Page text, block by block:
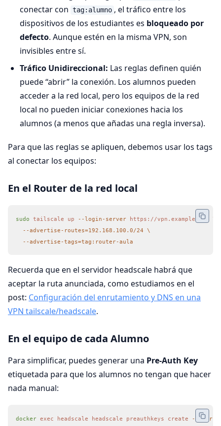
conectar con tag:alumno , el tráfico entre los
dispositivos de los estudiantes es bloqueado por
defecto. Aunque estén en la misma VPN, son
invisibles entre sí.
Tráfico Unidireccional: Las reglas definen quién
puede “abrir” la conexión. Los alumnos pueden
acceder a la red local, pero los equipos de la red
local no pueden iniciar conexiones hacia los
alumnos (a menos que añadas una regla inversa).
Para que las reglas se apliquen, debemos usar los tags
al conectar los equipos:
En el Router de la red local
sudo tailscale up --login-server https://vpn.example.org
\
  --advertise-routes=192.168.100.0/24
\
  --advertise-tags=tag:router-aula
Recuerda que en el servidor headscale habrá que
aceptar la ruta anunciada, como estudiamos en el
post: Configuración del enrutamiento y DNS en una
VPN tailscale/headscale.
En el equipo de cada Alumno
Para simplificar, puedes generar una Pre-Auth Key
etiquetada para que los alumnos no tengan que hacer
nada manual:
docker exec headscale headscale preauthkeys create --user